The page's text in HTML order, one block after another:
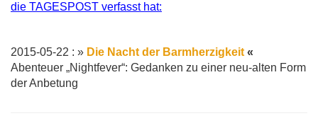
die TAGESPOST verfasst hat:
2015-05-22 : » Die Nacht der Barmherzigkeit «
Abenteuer „Nightfever“: Gedanken zu einer neu-alten Form
der Anbetung